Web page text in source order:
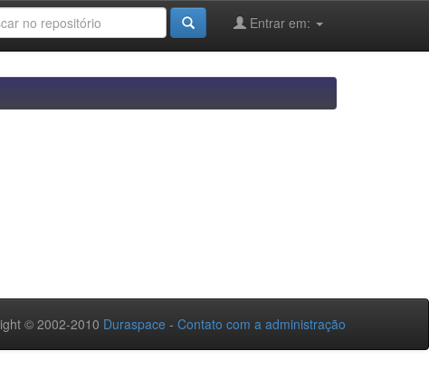
Entrar em:
© 2002-2010 Duraspace - Contato com a administração